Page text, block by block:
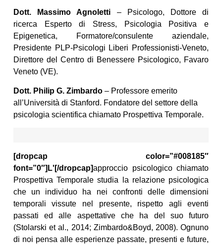
Dott. Massimo Agnoletti – Psicologo, Dottore di
ricerca Esperto di Stress, Psicologia Positiva e
Epigenetica, Formatore/consulente aziendale,
Presidente PLP-Psicologi Liberi Professionisti-Veneto,
Direttore del Centro di Benessere Psicologico, Favaro
Veneto (VE).
Dott. Philip G. Zimbardo – Professore emerito
all’Università di Stanford. Fondatore del settore della
psicologia scientifica chiamato Prospettiva Temporale.
[dropcap color=”#008185″
font=”0″]L'[/dropcap]approccio psicologico chiamato
Prospettiva Temporale studia la relazione psicologica
che un individuo ha nei confronti delle dimensioni
temporali vissute nel presente, rispetto agli eventi
passati ed alle aspettative che ha del suo futuro
(Stolarski et al., 2014; Zimbardo&Boyd, 2008). Ognuno
di noi pensa alle esperienze passate, presenti e future,